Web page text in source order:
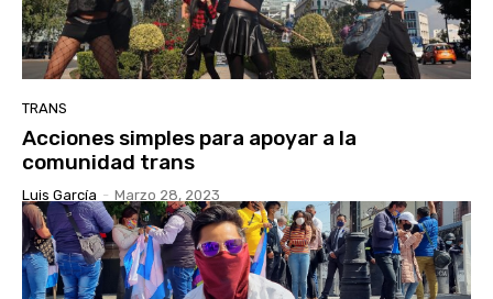
TRANS
Acciones simples para apoyar a la
comunidad trans
Luis García - Marzo 28, 2023